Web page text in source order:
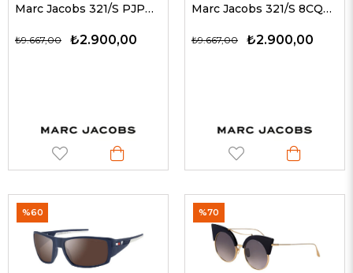
Marc Jacobs 321/S PJPUY 57 G Kadın Güneş Gözlükleri
₺2.900,00
₺9.667,00
Marc Jacobs 321/S 8CQN4 57 G Kadın Güneş Gözlükleri
₺2.900,00
₺9.667,00
%60 %70